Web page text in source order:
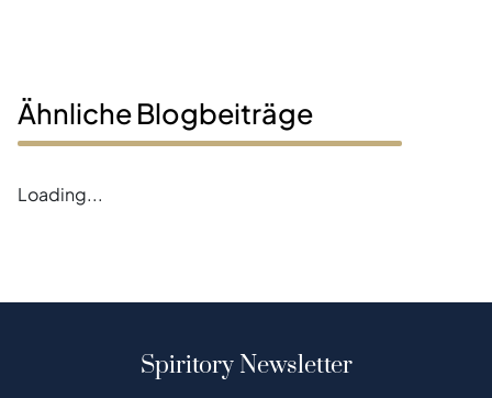
Ähnliche Blogbeiträge
Loading...
Spiritory Newsletter